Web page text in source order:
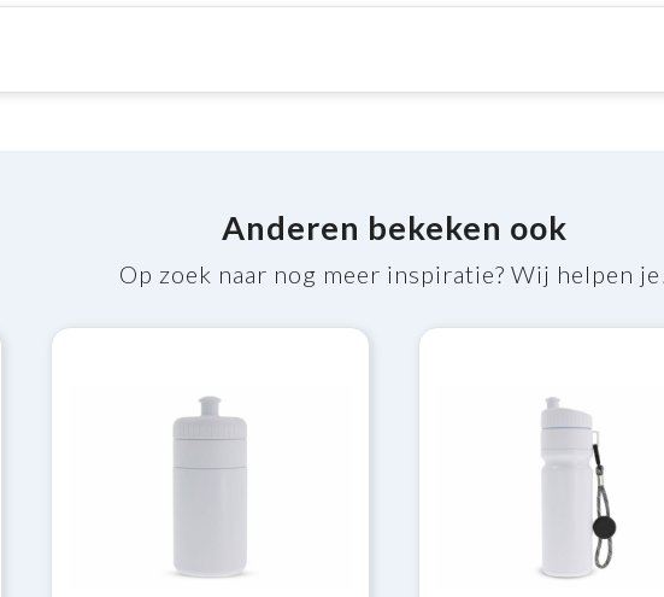
Anderen bekeken ook
Op zoek naar nog meer inspiratie? Wij helpen